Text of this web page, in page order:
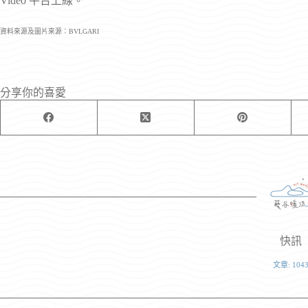
資料來源及圖片來源：BVLGARI
分享你的喜愛
快訊
文章: